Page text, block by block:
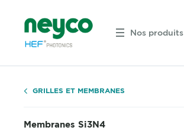
Nos produits
GRILLES ET MEMBRANES
Membranes Si3N4